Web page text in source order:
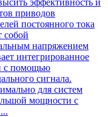
приводов
постоянного тока
собой
напряжением
интегрированное
с помощью
сигнала.
для систем
мощности с